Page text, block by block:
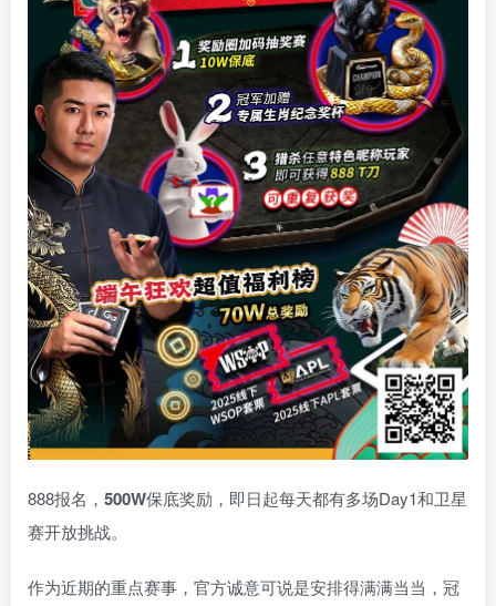
888报名， 500W保底奖励，即日起每天都有多场Day1和卫星
赛开放挑战。
作为近期的重点赛事，官方诚意可说是安排得满满当当，冠